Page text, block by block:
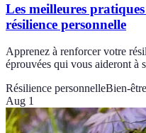
Les meilleures
résilience personnelle
Apprenez à renforcer votre
éprouvées qui vous aideront à
Résilience personnelleBien-être
Aug 1